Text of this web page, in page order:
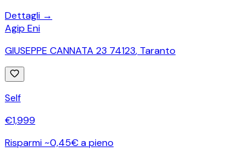
Dettagli →
Agip Eni
GIUSEPPE CANNATA 23 74123, Taranto
Self
€1,999
Risparmi ~0,45€ a pieno